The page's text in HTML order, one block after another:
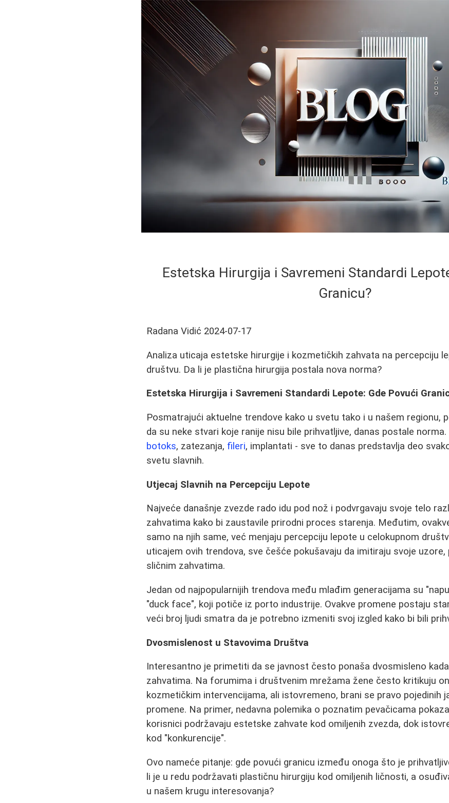
Estetska Hirurgija i Savremeni Standardi
Granicu?
Radana Vidić 2024-07-17
Analiza uticaja estetske hirurgije i kozmetičkih zahvata na percepciju
društvu. Da li je plastična hirurgija postala nova norma?
Estetska Hirurgija i Savremeni Standardi Lepote: Gde Povući
Posmatrajući aktuelne trendove kako u svetu tako i u našem regionu,
da su neke stvari koje ranije nisu bile prihvatljive, danas postale
botoks, zatezanja, fileri, implantati - sve to danas predstavlja deo
svetu slavnih.
Utjecaj Slavnih na Percepciju Lepote
Najveće današnje zvezde rado idu pod nož i podvrgavaju svoje telo
zahvatima kako bi zaustavile prirodni proces starenja. Međutim,
samo na njih same, već menjaju percepciju lepote u celokupnom
uticajem ovih trendova, sve češće pokušavaju da imitiraju svoje uzore,
sličnim zahvatima.
Jedan od najpopularnijih trendova među mlađim generacijama su
"duck face", koji potiče iz porto industrije. Ovakve promene postaju
veći broj ljudi smatra da je potrebno izmeniti svoj izgled kako bi bili
Dvosmislenost u Stavovima Društva
Interesantno je primetiti da se javnost često ponaša dvosmisleno
zahvatima. Na forumima i društvenim mrežama žene često kritikuju
kozmetičkim intervencijama, ali istovremeno, brani se pravo pojedinih
promene. Na primer, nedavna polemika o poznatim pevačicama
korisnici podržavaju estetske zahvate kod omiljenih zvezda, dok
kod "konkurencije".
Ovo nameće pitanje: gde povući granicu između onoga što je
li je u redu podržavati plastičnu hirurgiju kod omiljenih ličnosti, a
u našem krugu interesovanja?